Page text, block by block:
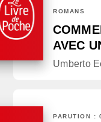
ROMANS
AVEC
Umberto
PARUTION :